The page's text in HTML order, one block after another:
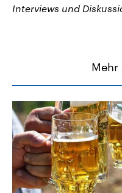
Interviews und
Mehr